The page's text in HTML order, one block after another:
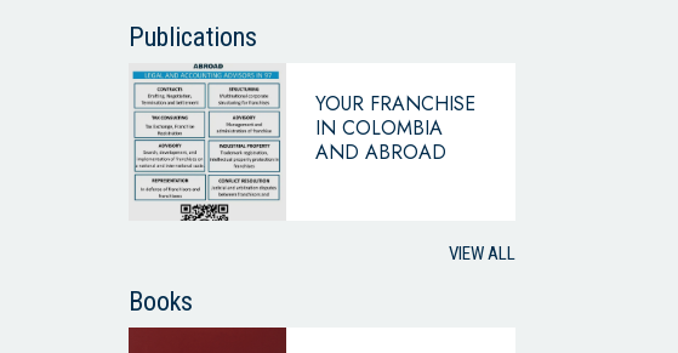
Publications
YOUR FRANCHISE
IN COLOMBIA
AND ABROAD
VIEW ALL
Books